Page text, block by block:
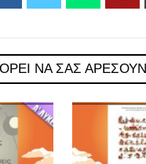
ΝΑ ΣΑΣ ΑΡΈΣΟΥΝ